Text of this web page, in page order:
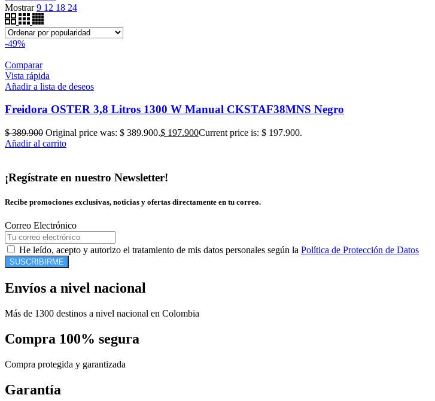
Mostrar9 12 18 24
-49%
Comparar
Vista rápida
Añadir a lista de deseos
Freidora OSTER 3,8 Litros 1300 W Manual CKSTAF38MNS Negro
$389.900 Original price was: $ 389.900.$ 197.900Current price is: $ 197.900.
Añadir al carrito
¡Regístrate en nuestro Newsletter!
Recibe promociones exclusivas, noticias y ofertas directamente en tu correo.
Correo Electrónico
He leído, acepto y autorizo el tratamiento de mis datos personales según la Política de Protección de Datos
SUSCRIBIRME
Envíos a nivel nacional
Más de 1300 destinos a nivel nacional en Colombia
Compra 100% segura
Compra protegida y garantizada
Garantía